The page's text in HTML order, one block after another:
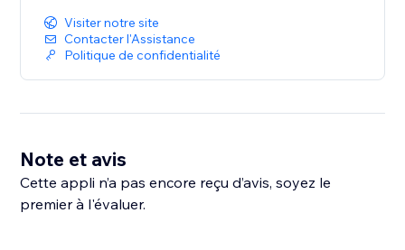
Visiter notre site
Contacter l'Assistance
Politique de confidentialité
Note et avis
Cette appli n’a pas encore reçu d’avis, soyez le
premier à l'évaluer.